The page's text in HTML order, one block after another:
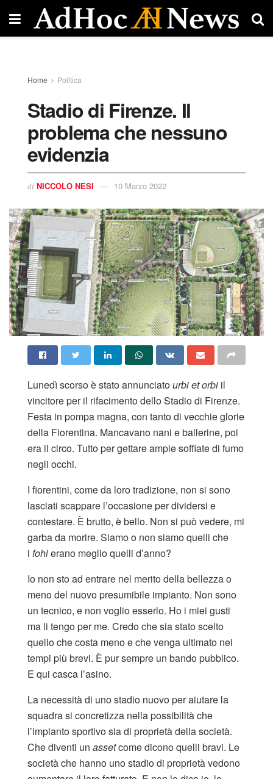
Home Politica
Stadio di Firenze. Il
problema che nessuno
evidenzia
di NICCOLÒ NESI 10 Marzo 2022
Lunedì scorso è stato annunciatourbi et orbi il
vincitore per il rifacimento dello Stadio di Firenze.
Festa in pompa magna, con tanto di vecchie glorie
della Fiorentina. Mancavano nani e ballerine, poi
era il circo. Tutto per gettare ampie soffiate di fumo
negli occhi.
I fiorentini, come da loro tradizione, non si sono
lasciati scappare l’occasione per dividersi e
contestare. È brutto, è bello. Non si può vedere, mi
garba da morire. Siamo o non siamo quelli che
i fohierano meglio quelli d’anno?
Io non sto ad entrare nel merito della bellezza o
meno del nuovo presumibile impianto. Non sono
un tecnico, e non voglio esserlo. Ho i miei gusti
ma li tengo per me. Credo che sia stato scelto
quello che costa meno e che venga ultimato nei
tempi più brevi. È pur sempre un bando pubblico.
E qui casca l’asino.
La necessità di uno stadio nuovo per aiutare la
squadra si concretizza nella possibilità che
l’impianto sportivo sia di proprietà della società.
Che diventi un assetcome dicono quelli bravi. Le
società che hanno uno stadio di proprietà vedono